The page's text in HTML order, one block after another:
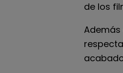
de los